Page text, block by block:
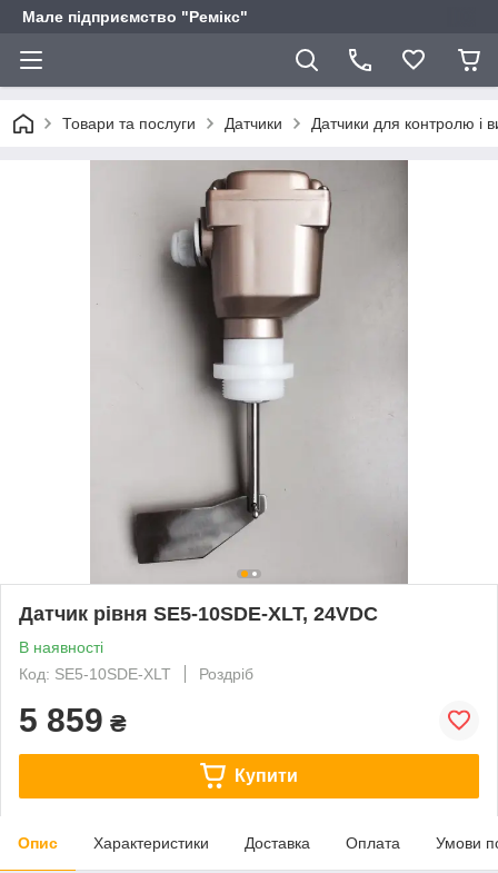
Мале підприємство "Ремікс"
Товари та послуги Датчики Датчики для контролю і
Датчик рівня SE5-10SDE-XLT, 24VDC
В наявності
Код: SE5-10SDE-XLT
Роздріб
5 859 ₴
Купити
Опис Характеристики Доставка Оплата Умови